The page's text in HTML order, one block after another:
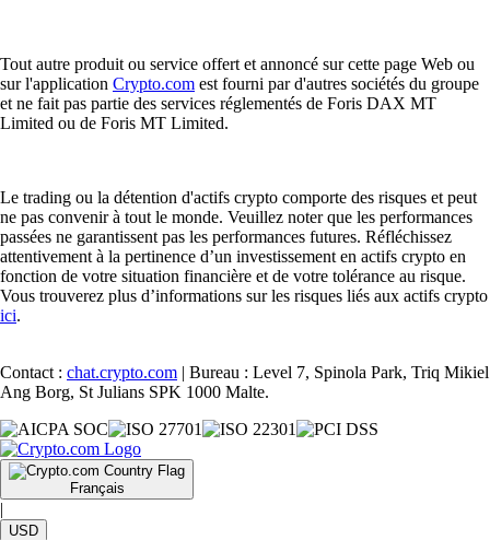
Tout autre produit ou service offert et annoncé sur cette page Web ou
sur l'application Crypto.com est fourni par d'autres sociétés du groupe
et ne fait pas partie des services réglementés de Foris DAX MT
Limited ou de Foris MT Limited.
Le trading ou la détention d'actifs crypto comporte des risques et peut
ne pas convenir à tout le monde. Veuillez noter que les performances
passées ne garantissent pas les performances futures. Réfléchissez
attentivement à la pertinence d’un investissement en actifs crypto en
fonction de votre situation financière et de votre tolérance au risque.
Vous trouverez plus d’informations sur les risques liés aux actifs crypto
ici.
Contact : chat.crypto.com | Bureau : Level 7, Spinola Park, Triq Mikiel
Ang Borg, St Julians SPK 1000 Malte.
Français
|
USD